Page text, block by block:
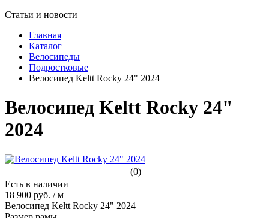
Статьи и новости
Главная
Каталог
Велосипеды
Подростковые
Велосипед Keltt Rocky 24" 2024
Велосипед Keltt Rocky 24"
2024
(0)
Есть в наличии
18 900 руб. / м
Велосипед Keltt Rocky 24" 2024